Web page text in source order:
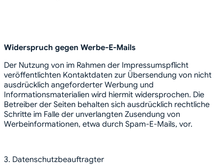
Widerspruch gegen Werbe-E-Mails
Der Nutzung von im Rahmen der Impressumspflicht
veröffentlichten Kontaktdaten zur Übersendung von nicht
ausdrücklich angeforderter Werbung und
Informationsmaterialien wird hiermit widersprochen. Die
Betreiber der Seiten behalten sich ausdrücklich rechtliche
Schritte im Falle der unverlangten Zusendung von
Werbeinformationen, etwa durch Spam-E-Mails, vor.
3. Datenschutzbeauftragter